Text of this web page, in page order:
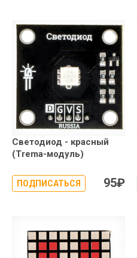
Светодиод - красный
(Trema-модуль)
ПОДПИСАТЬСЯ 95₽